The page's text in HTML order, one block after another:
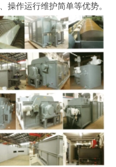
操作运行维护简单等优势。